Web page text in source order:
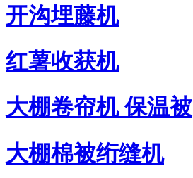
开沟埋藤机
红薯收获机
大棚卷帘机 保温被
大棚棉被绗缝机